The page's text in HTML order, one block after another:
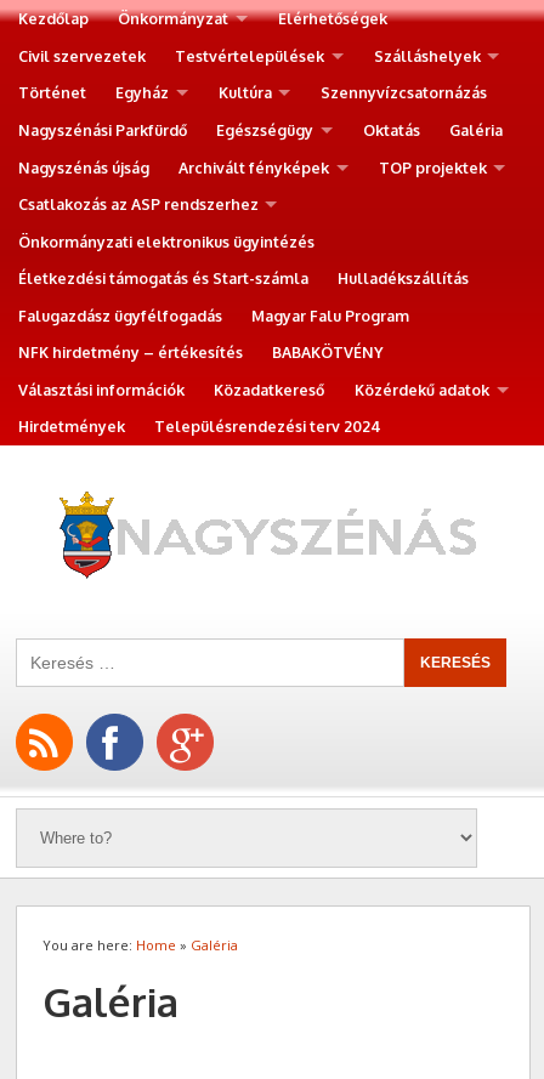
Kezdőlap Önkormányzat
Elérhetőségek
Civil szervezetek
Testvértelepülések
Szálláshelyek
Történet
Egyház Kultúra
Szennyvízcsatornázás
Nagyszénási Parkfürdő
Egészségügy Oktatás
Galéria
Nagyszénás újság
Archivált fényképek
TOP projektek
Csatlakozás az ASP rendszerhez
Önkormányzati elektronikus ügyintézés
Életkezdési támogatás és Start-számla
Hulladékszállítás
Falugazdász ügyfélfogadás
Magyar Falu Program
NFK hirdetmény – értékesítés
BABAKÖTVÉNY
Választási információk
Közadatkereső
Közérdekű adatok
Hirdetmények
Településrendezési terv 2024
You are here: Home » Galéria
Galéria